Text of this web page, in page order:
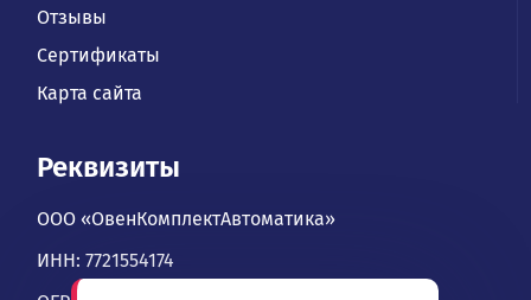
Отзывы
Сертификаты
Карта сайта
Реквизиты
ООО «ОвенКомплектАвтоматика»
ИНН: 7721554174